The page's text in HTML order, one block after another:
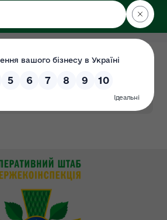
області
#перевірок #план